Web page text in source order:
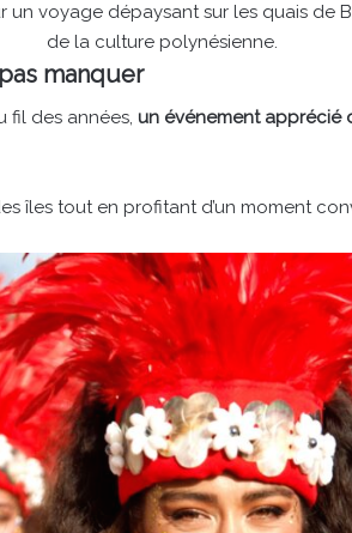
un voyage dépaysant sur les quais de
de la culture polynésienne.
manquer
fil des années, un événement apprécié
îles tout en profitant d’un moment